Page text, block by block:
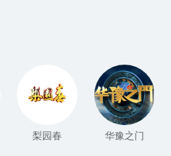
梨园春 华豫之门